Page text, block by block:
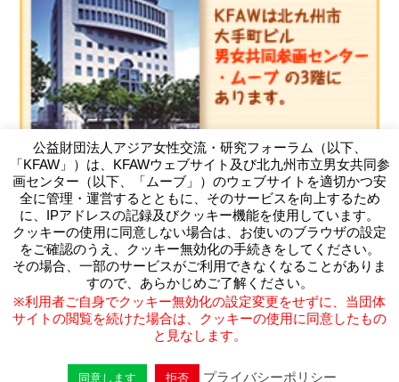
（公財）アジア女性交流・研究フォーラム
Kitakyushu Forum on Asian Women
〒803-0814 北九州市小倉北区大手町11-4北九州市大手町ビ
ル3F
TEL093-583-3434 FAX093-583-5195
公益財団法人アジア女性交流・研究フォーラム（以下、
「KFAW」）は、KFAWウェブサイト及び北九州市立男女共同参
画センター（以下、「ムーブ」）のウェブサイトを適切かつ安
全に管理・運営するとともに、そのサービスを向上するため
に、IPアドレスの記録及びクッキー機能を使用しています。
クッキーの使用に同意しない場合は、お使いのブラウザの設定
をご確認のうえ、クッキー無効化の手続きをしてください。
その場合、一部のサービスがご利用できなくなることがありま
すので、あらかじめご了解ください。
※利用者ご自身でクッキー無効化の設定変更をせずに、当団体
サイトの閲覧を続けた場合は、クッキーの使用に同意したもの
と見なします。
同意します 拒否 プライバシーポリシー